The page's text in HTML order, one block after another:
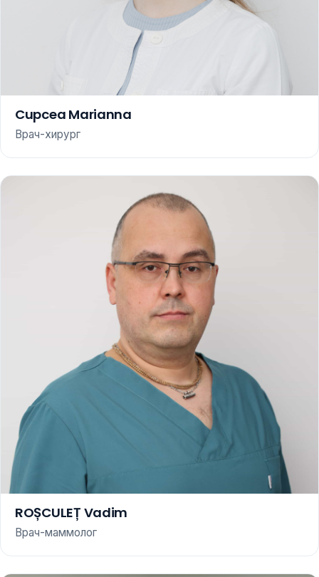
Cupcea Marianna
Врач-хирург
ROȘCULEȚ Vadim
Врач-маммолог